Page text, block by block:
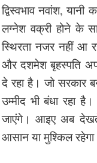
द्विस्वभाव नवांश, यानी
लग्नेश वक्री होने के
स्थिरता नजर नहीं आ
और दशमेश बृहस्पति
दे रहा है। जो सरकार
उम्मीद भी बंधा रहा
जाएंगे। आइए अब
आसान या मुश्किल